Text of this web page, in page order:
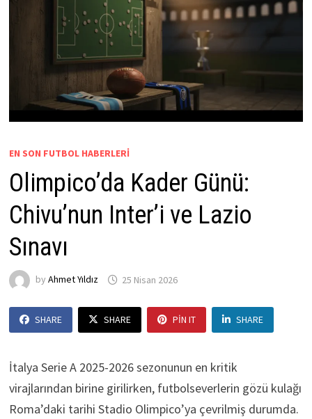
EN SON FUTBOL HABERLERI
Olimpico’da Kader Günü:
Chivu’nun Inter’i ve Lazio
Sınavı
by Ahmet Yıldız 25 Nisan 2026
SHARE SHARE PIN IT SHARE
İtalya Serie A 2025-2026 sezonunun en kritik
virajlarından birine girilirken, futbolseverlerin gözü kulağı
Roma’daki tarihi Stadio Olimpico’ya çevrilmiş durumda.